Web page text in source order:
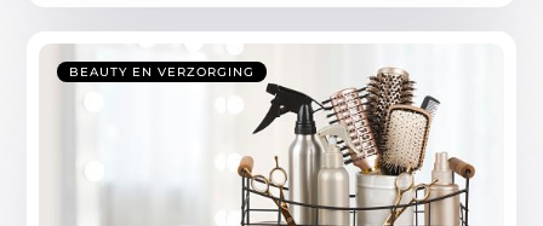
BEAUTY EN VERZORGING